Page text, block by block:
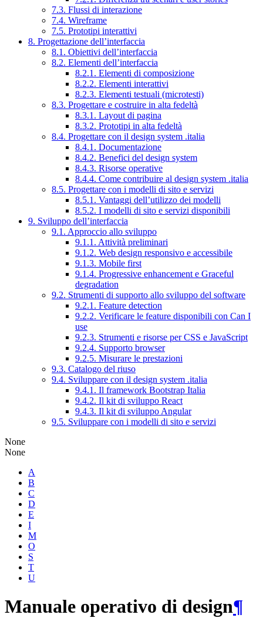
7.3. Flussi di interazione
7.4. Wireframe
7.5. Prototipi interattivi
8. Progettazione dell’interfaccia
8.1. Obiettivi dell’interfaccia
8.2. Elementi dell’interfaccia
8.2.1. Elementi di composizione
8.2.2. Elementi interattivi
8.2.3. Elementi testuali (microtesti)
8.3. Progettare e costruire in alta fedeltà
8.3.1. Layout di pagina
8.3.2. Prototipi in alta fedeltà
8.4. Progettare con il design system .italia
8.4.1. Documentazione
8.4.2. Benefici del design system
8.4.3. Risorse operative
8.4.4. Come contribuire al design system .italia
8.5. Progettare con i modelli di sito e servizi
8.5.1. Vantaggi dell’utilizzo dei modelli
8.5.2. I modelli di sito e servizi disponibili
9. Sviluppo dell’interfaccia
9.1. Approccio allo sviluppo
9.1.1. Attività preliminari
9.1.2. Web design responsivo e accessibile
9.1.3. Mobile first
9.1.4. Progressive enhancement e Graceful
degradation
9.2. Strumenti di supporto allo sviluppo del software
9.2.1. Feature detection
9.2.2. Verificare le feature disponibili con Can I
use
9.2.3. Strumenti e risorse per CSS e JavaScript
9.2.4. Supporto browser
9.2.5. Misurare le prestazioni
9.3. Catalogo del riuso
9.4. Sviluppare con il design system .italia
9.4.1. Il framework Bootstrap Italia
9.4.2. Il kit di sviluppo React
9.4.3. Il kit di sviluppo Angular
9.5. Sviluppare con i modelli di sito e servizi
None
None
A
B
C
D
E
I
M
O
S
T
U
Manuale operativo di design¶